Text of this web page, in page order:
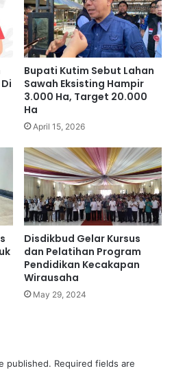
Bupati Kutim Sebut Lahan
Sawah Eksisting Hampir
3.000 Ha, Target 20.000
Ha
April 15, 2026
Disdikbud Gelar Kursus
dan Pelatihan Program
Pendidikan Kecakapan
Wirausaha
May 29, 2024
published. Required fields are